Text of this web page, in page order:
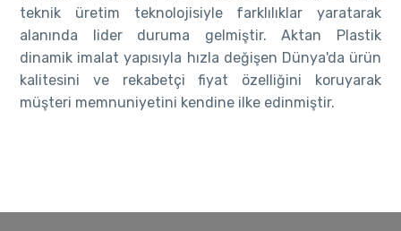
teknik üretim teknolojisiyle farklılıklar yaratarak
alanında lider duruma gelmiştir. Aktan Plastik
dinamik imalat yapısıyla hızla değişen Dünya'da ürün
kalitesini ve rekabetçi fiyat özelliğini koruyarak
müşteri memnuniyetini kendine ilke edinmiştir.